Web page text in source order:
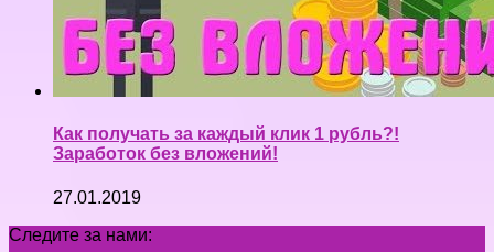
Как получать за каждый клик 1 рубль?!
Заработок без вложений!
27.01.2019
Следите за нами: